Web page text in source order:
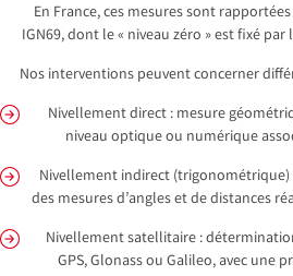
En France, ces mesures sont
IGN69, dont le « niveau zéro » est fixé
Nos interventions peuvent concerner
Nivellement direct : mesure
niveau optique ou numérique
Nivellement indirect (trigonométrique)
des mesures d’angles et de distances
Nivellement satellitaire :
GPS, Glonass ou Galileo, avec une